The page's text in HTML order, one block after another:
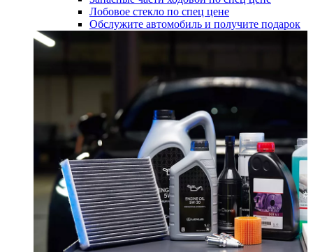
Лобовое стекло по спец цене
Обслужите автомобиль и получите подарок